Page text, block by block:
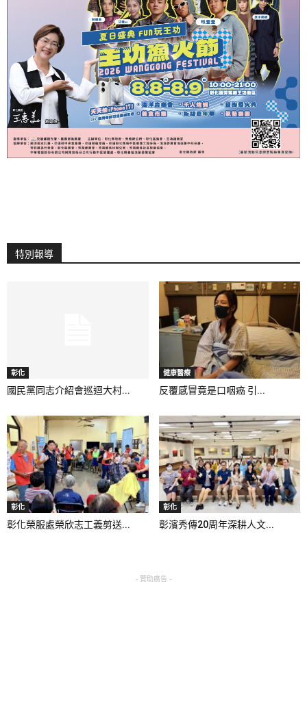
特別報導
彰化
國民黨同志介紹會巡迴大村...
健康醫療
反覆感冒竟是口咽癌 引...
彰化
彰化榮服處榮欣志工義剪送...
彰化
彰濱秀傳20周年深耕人文...
- 贊助廣告 -